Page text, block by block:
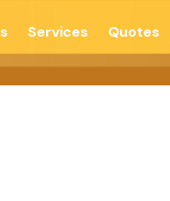
Services Quotes